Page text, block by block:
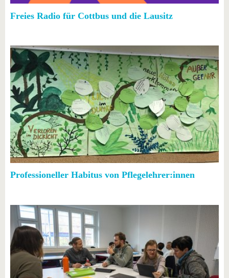
Freies Radio für Cottbus und die Lausitz
Professioneller Habitus von Pflegelehrer:innen